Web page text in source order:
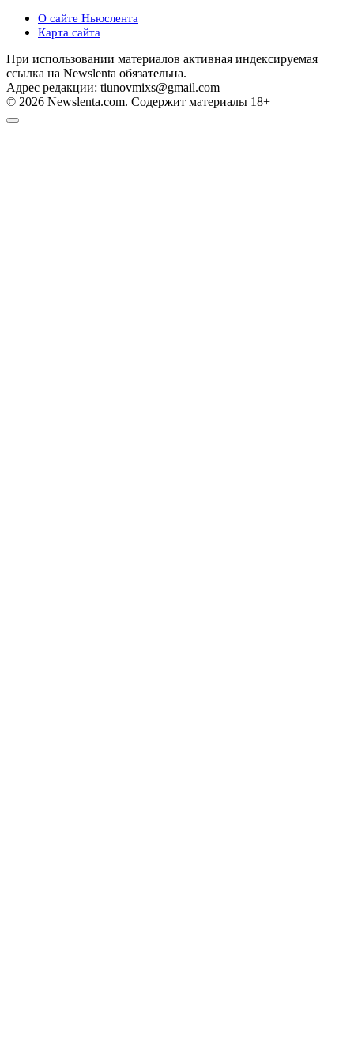
О сайте Ньюслента
Карта сайта
При использовании материалов активная индексируемая
ссылка на Newslenta обязательна.
Адрес редакции: tiunovmixs@gmail.com
© 2026 Newslenta.com. Содержит материалы 18+